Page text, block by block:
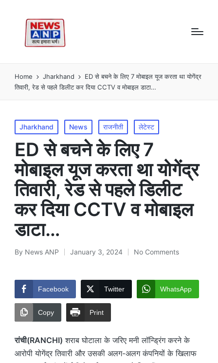
Home Jharkhand
ED से बचने के लिए 7 मोबाइल यूज करता था योगेंद्र
तिवारी, रेड से पहले डिलीट कर दिया CCTV व मोबाइल डाटा…
Posted
in
Jharkhand News राजनीती लेटेस्ट
ED से बचने के लिए 7
मोबाइल यूज करता था योगेंद्र
तिवारी, रेड से पहले डिलीट
कर दिया CCTV व मोबाइल
डाटा…
Posted
By News ANP January 3, 2024 No Comments
Facebook Twitter WhatsApp
Copy Print
रांची(RANCHI) शराब घोटाला के जरिए मनी लॉन्ड्रिंग करने के
आरोपी योगेंद्र तिवारी और उसकी अलग-अलग कंपनियों के खिलाफ